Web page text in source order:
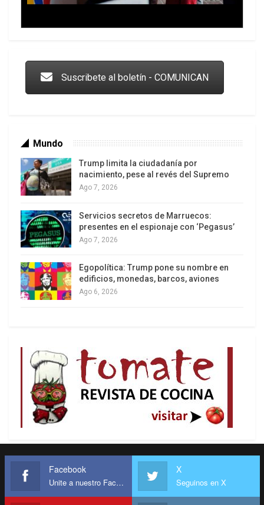
Los latinos le van dando la espalda a Trump
Suscribete al boletín - COMUNICAN
Mundo
Trump limita la ciudadanía por
nacimiento, pese al revés del Supremo
Ago 7, 2026
Servicios secretos de Marruecos:
presentes en el espionaje con ‘Pegasus’
Ago 7, 2026
Egopolítica: Trump pone su nombre en
edificios, monedas, barcos, aviones
Ago 6, 2026
Facebook
Unite a nuestro Facebook
X
Seguinos en X